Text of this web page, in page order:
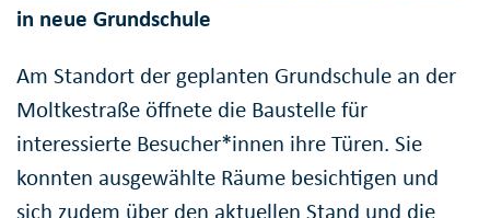
in neue Grundschule
Am Standort der geplanten Grundschule an der
Moltkestraße öffnete die Baustelle für
interessierte Besucher*innen ihre Türen. Sie
konnten ausgewählte Räume besichtigen und
sich zudem über den aktuellen Stand und die